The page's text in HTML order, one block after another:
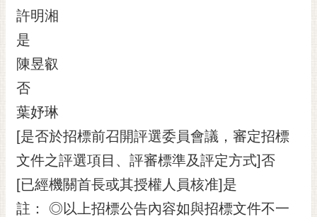
許明湘
是
陳昱叡
否
葉妤琳
[是否於招標前召開評選委員會議，審定招標
文件之評選項目、評審標準及評定方式]否
[已經機關首長或其授權人員核准]是
註： ◎以上招標公告內容如與招標文件不一